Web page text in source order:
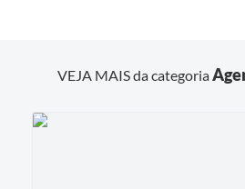
VEJA MAIS da categoria